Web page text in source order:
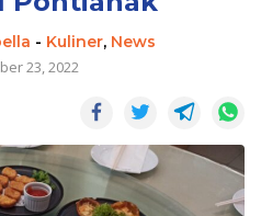
- Kuliner, News
23, 2022